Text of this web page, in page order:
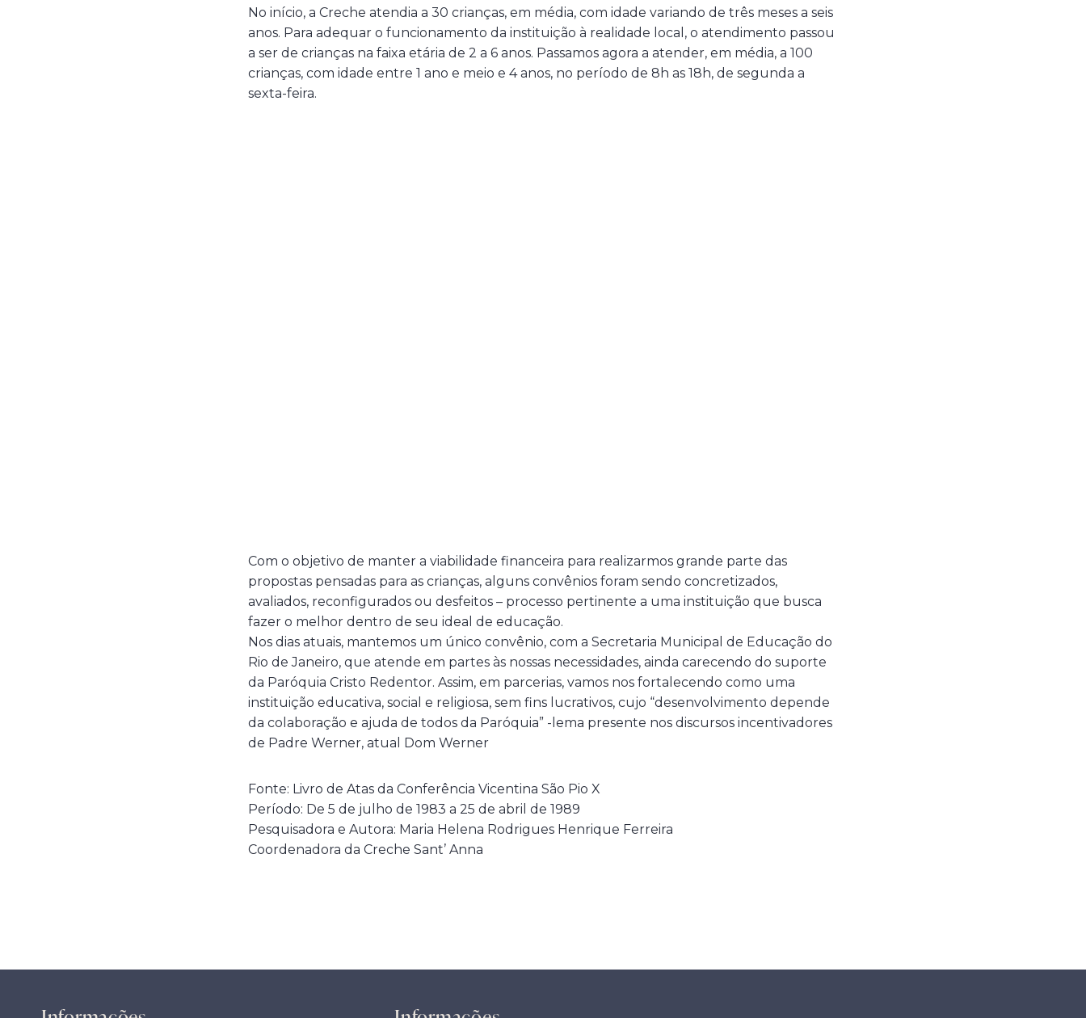
No início, a Creche atendia a 30 crianças, em média, com idade variando de três meses a seis
anos. Para adequar o funcionamento da instituição à realidade local, o atendimento passou
a ser de crianças na faixa etária de 2 a 6 anos. Passamos agora a atender, em média, a 100
crianças, com idade entre 1 ano e meio e 4 anos, no período de 8h as 18h, de segunda a
sexta-feira.
Com o objetivo de manter a viabilidade financeira para realizarmos grande parte das
propostas pensadas para as crianças, alguns convênios foram sendo concretizados,
avaliados, reconfigurados ou desfeitos – processo pertinente a uma instituição que busca
fazer o melhor dentro de seu ideal de educação.
Nos dias atuais, mantemos um único convênio, com a Secretaria Municipal de Educação do
Rio de Janeiro, que atende em partes às nossas necessidades, ainda carecendo do suporte
da Paróquia Cristo Redentor. Assim, em parcerias, vamos nos fortalecendo como uma
instituição educativa, social e religiosa, sem fins lucrativos, cujo “desenvolvimento depende
da colaboração e ajuda de todos da Paróquia” -lema presente nos discursos incentivadores
de Padre Werner, atual Dom Werner
Fonte: Livro de Atas da Conferência Vicentina São Pio X
Período: De 5 de julho de 1983 a 25 de abril de 1989
Pesquisadora e Autora: Maria Helena Rodrigues Henrique Ferreira
Coordenadora da Creche Sant’ Anna